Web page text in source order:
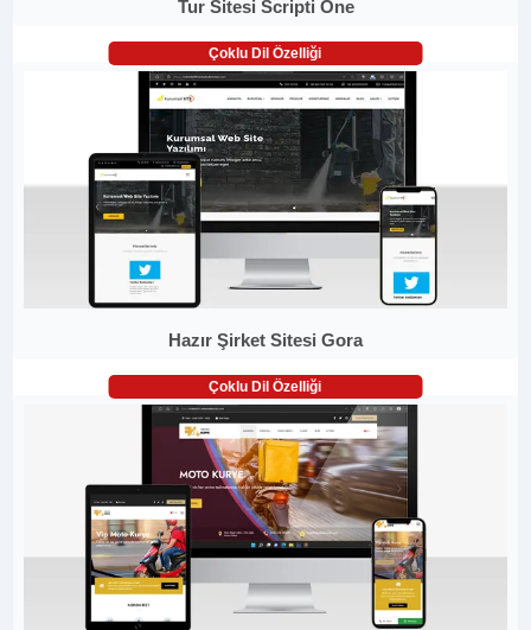
Tur Sitesi Scripti One
Çoklu Dil Özelliği
Hazır Şirket Sitesi Gora
Çoklu Dil Özelliği